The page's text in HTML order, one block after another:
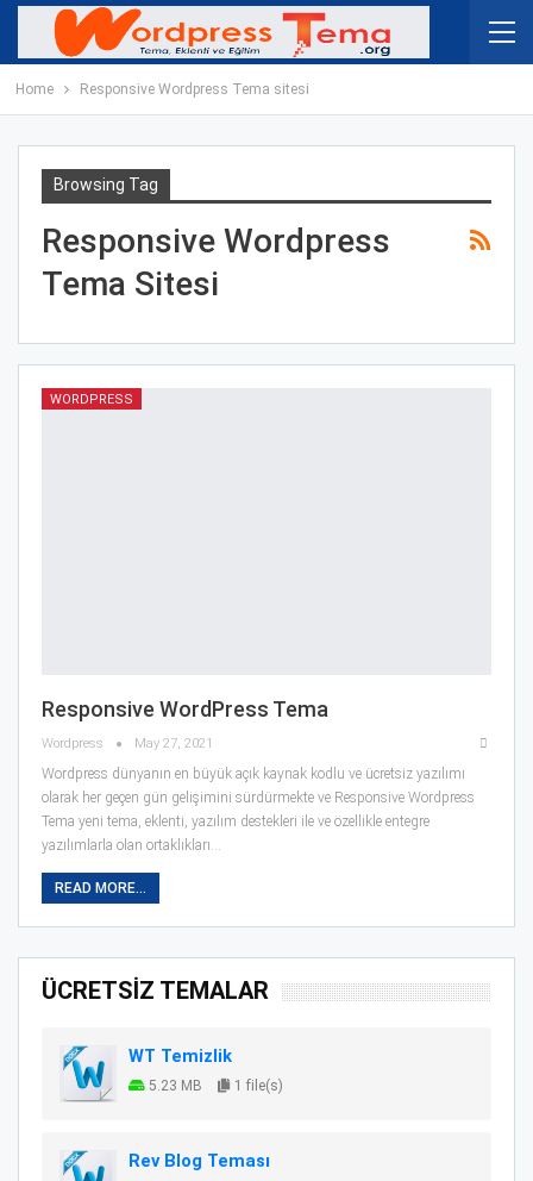
Home Responsive Wordpress Tema sitesi
Browsing Tag
Responsive Wordpress
Tema Sitesi
WORDPRESS
Responsive WordPress Tema
Wordpress May 27, 2021
Wordpress dünyanın en büyük açık kaynak kodlu ve ücretsiz yazılımı
olarak her geçen gün gelişimini sürdürmekte ve Responsive Wordpress
Tema yeni tema, eklenti, yazılım destekleri ile ve özellikle entegre
yazılımlarla olan ortaklıkları…
READ MORE...
ÜCRETSİZ TEMALAR
WT Temizlik
5.23 MB 1 file(s)
Rev Blog Teması